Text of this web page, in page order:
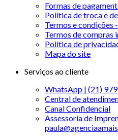
Formas de
Política de troca e
Termos e condições
Termos de compras
Politica de
Mapa do site
Serviços ao cliente
WhatsApp | (21)
Central de
Canal Confidencial
Assessoria de